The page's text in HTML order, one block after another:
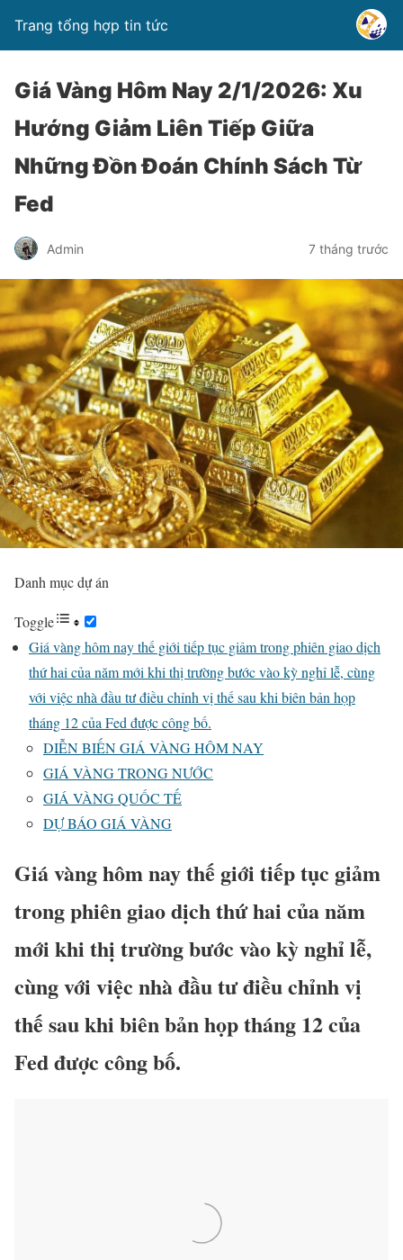
Trang tổng hợp tin tức
Giá Vàng Hôm Nay 2/1/2026: Xu
Hướng Giảm Liên Tiếp Giữa
Những Đồn Đoán Chính Sách Từ
Fed
Admin 7 tháng trước
Danh mục dự án
Toggle
Giá vàng hôm nay thế giới tiếp tục giảm trong phiên giao dịch
thứ hai của năm mới khi thị trường bước vào kỳ nghỉ lễ, cùng
với việc nhà đầu tư điều chỉnh vị thế sau khi biên bản họp
tháng 12 của Fed được công bố.
DIỄN BIẾN GIÁ VÀNG HÔM NAY
GIÁ VÀNG TRONG NƯỚC
GIÁ VÀNG QUỐC TẾ
DỰ BÁO GIÁ VÀNG
Giá vàng hôm nay thế giới tiếp tục giảm
trong phiên giao dịch thứ hai của năm
mới khi thị trường bước vào kỳ nghỉ lễ,
cùng với việc nhà đầu tư điều chỉnh vị
thế sau khi biên bản họp tháng 12 của
Fed được công bố.